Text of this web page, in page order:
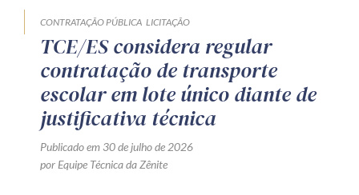
CONTRATAÇÃO PÚBLICA LICITAÇÃO
TCE/ES considera regular
contratação de transporte
escolar em lote único diante de
justificativa técnica
Publicado em 30 de julho de 2026
por Equipe Técnica da Zênite